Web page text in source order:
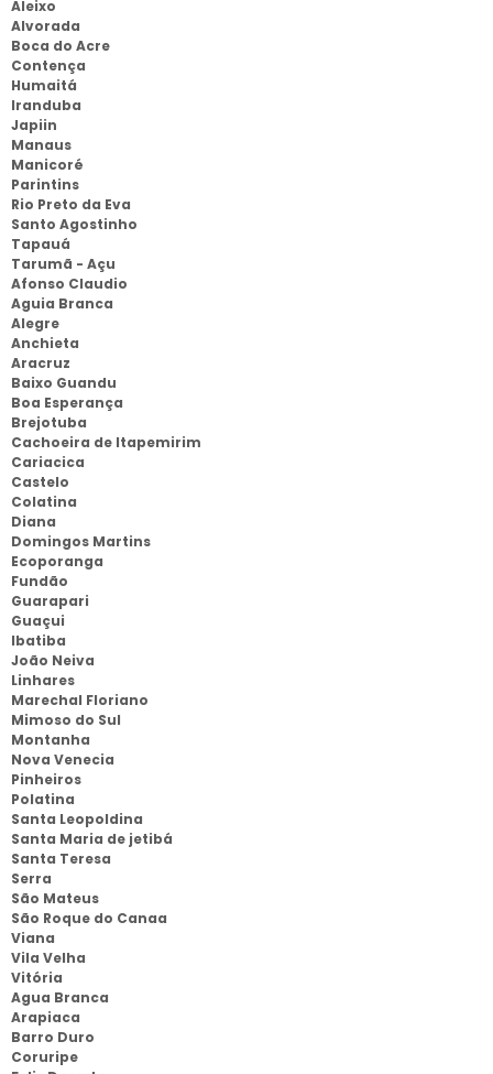
Aleixo
Alvorada
Boca do Acre
Contença
Humaitá
Iranduba
Japiin
Manaus
Manicoré
Parintins
Rio Preto da Eva
Santo Agostinho
Tapauá
Tarumã - Açu
Afonso Claudio
Aguia Branca
Alegre
Anchieta
Aracruz
Baixo Guandu
Boa Esperança
Brejotuba
Cachoeira de Itapemirim
Cariacica
Castelo
Colatina
Diana
Domingos Martins
Ecoporanga
Fundão
Guarapari
Guaçui
Ibatiba
João Neiva
Linhares
Marechal Floriano
Mimoso do Sul
Montanha
Nova Venecia
Pinheiros
Polatina
Santa Leopoldina
Santa Maria de jetibá
Santa Teresa
Serra
São Mateus
São Roque do Canaa
Viana
Vila Velha
Vitória
Agua Branca
Arapiaca
Barro Duro
Coruripe